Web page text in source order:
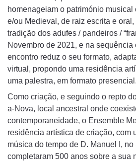
homenageiam o património musical
e/ou Medieval, de raiz escrita e
tradição dos adufes / pandeiros /
Novembro de 2021, e na
encontro reduz o seu formato,
virtual, propondo uma residência
uma palestra, em formato presencial.
Como criação, e seguindo o repto
a-Nova, local ancestral onde
contemporaneidade, o Ensemble
residência artística de criação, com
música do tempo de D. Manuel I,
completaram 500 anos sobre a sua